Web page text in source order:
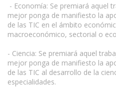
- Economía: Se premiará aquel
mejor ponga de manifiesto la
de las TIC en el ámbito
macroeconómico, sectorial o
- Ciencia: Se premiará aquel
mejor ponga de manifiesto la
de las TIC al desarrollo de la
especialidades.